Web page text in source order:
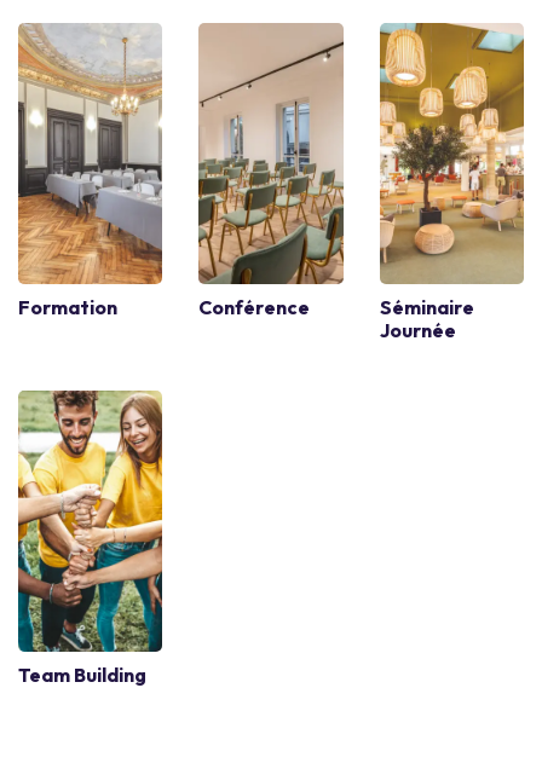
Formation Conférence
Séminaire
Journée
Team Building